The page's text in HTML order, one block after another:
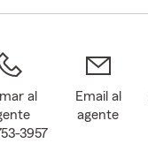
al
3957
Email al
agente